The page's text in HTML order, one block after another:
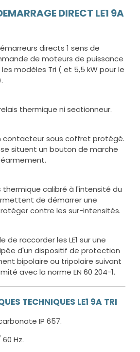
DIRECT LE1 9A
directs 1 sens de
de moteurs de puissance
les modèles Tri ( et 5,5 kW pour le
thermique ni sectionneur.
contacteur sous coffret protégé.
situent un bouton de marche
thermique calibré à l'intensité du
de démarrer une
contre les sur-intensités.
de raccorder les LE1 sur une
d'un dispositif de protection
bipolaire ou tripolaire suivant
avec la norme EN 60 204-1.
TECHNIQUES LE1 9A TRI
IP 657.
Hz.